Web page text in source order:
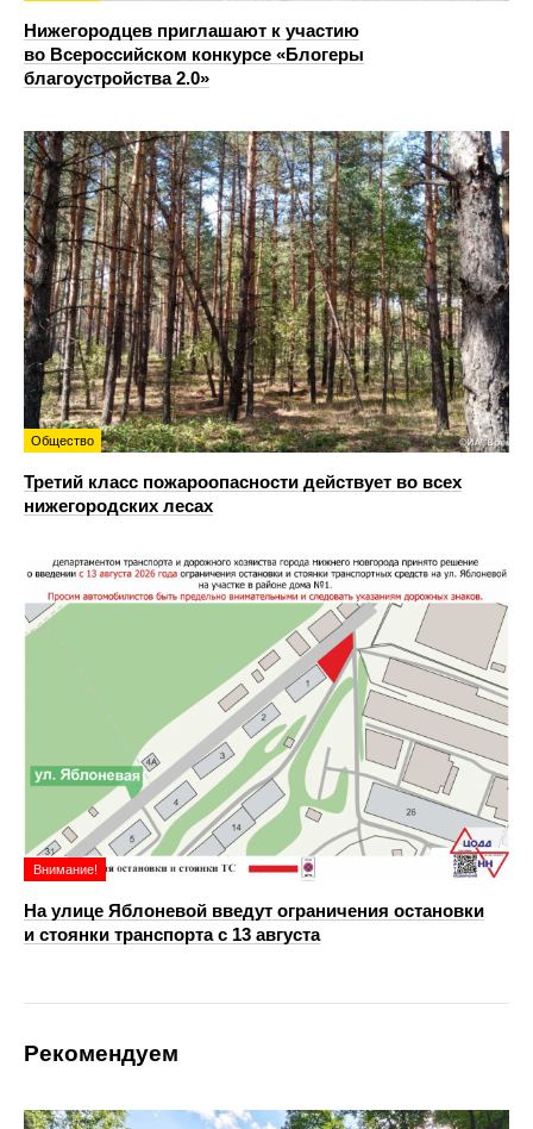
Нижегородцев приглашают к участию
во Всероссийском конкурсе «Блогеры
благоустройства 2.0»
Общество
Третий класс пожароопасности действует во всех
нижегородских лесах
Внимание!
На улице Яблоневой введут ограничения остановки
и стоянки транспорта с 13 августа
Рекомендуем